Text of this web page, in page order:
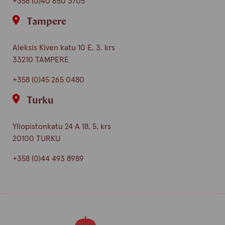
Tampere
Aleksis Kiven katu 10 E, 3. krs
33210 TAMPERE
+358 (0)45 265 0480
Turku
Yliopistonkatu 24 A 18, 5. krs
20100 TURKU
+358 (0)44 493 8989